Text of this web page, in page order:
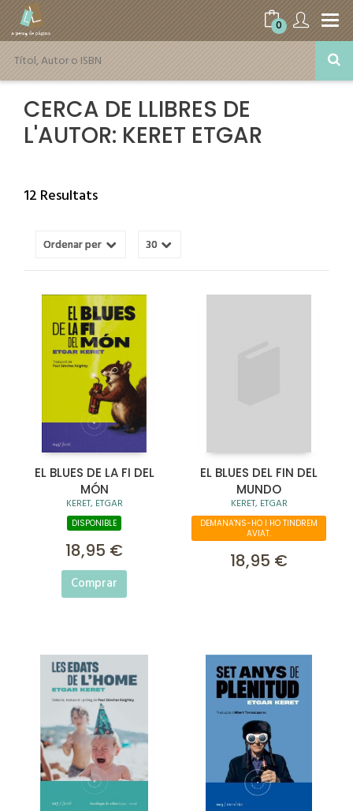
0
CERCA DE LLIBRES DE
L'AUTOR: KERET ETGAR
12 Resultats
EL BLUES DE LA FI DEL
MÓN
KERET, ETGAR
DISPONIBLE
18,95 €
Comprar
EL BLUES DEL FIN DEL
MUNDO
KERET, ETGAR
DEMANA'NS-HO I HO TINDREM
AVIAT.
18,95 €